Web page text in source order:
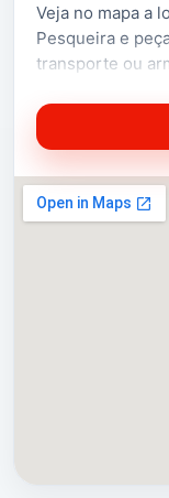
Várias
Pessoal
mercado.
PROMOÇÕES–
Ligue agora96
Veja no mapa a
Pesqueira e
transporte ou